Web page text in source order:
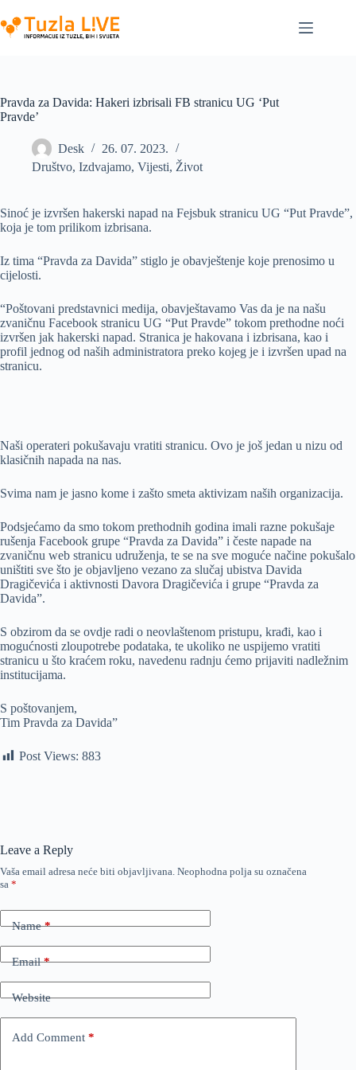
to
content
Pravda za Davida: Hakeri izbrisali FB stranicu UG ‘Put
Pravde’
Desk
26. 07. 2023.
Društvo, Izdvajamo, Vijesti, Život
Sinoć je izvršen hakerski napad na Fejsbuk stranicu UG “Put Pravde”,
koja je tom prilikom izbrisana.
Iz tima “Pravda za Davida” stiglo je obavještenje koje prenosimo u
cijelosti.
“Poštovani predstavnici medija, obavještavamo Vas da je na našu
zvaničnu Facebook stranicu UG “Put Pravde” tokom prethodne noći
izvršen jak hakerski napad. Stranica je hakovana i izbrisana, kao i
profil jednog od naših administratora preko kojeg je i izvršen upad na
stranicu.
Naši operateri pokušavaju vratiti stranicu. Ovo je još jedan u nizu od
klasičnih napada na nas.
Svima nam je jasno kome i zašto smeta aktivizam naših organizacija.
Podsjećamo da smo tokom prethodnih godina imali razne pokušaje
rušenja Facebook grupe “Pravda za Davida” i česte napade na
zvaničnu web stranicu udruženja, te se na sve moguće načine pokušalo
uništiti sve što je objavljeno vezano za slučaj ubistva Davida
Dragičevića i aktivnosti Davora Dragičevića i grupe “Pravda za
Davida”.
S obzirom da se ovdje radi o neovlaštenom pristupu, krađi, kao i
mogućnosti zloupotrebe podataka, te ukoliko ne uspijemo vratiti
stranicu u što kraćem roku, navedenu radnju ćemo prijaviti nadležnim
institucijama.
S poštovanjem,
Tim Pravda za Davida”
Post Views: 883
Leave a Reply
Vaša email adresa neće biti objavljivana. Neophodna polja su označena
sa *
Name*
Email*
Website
Add Comment *